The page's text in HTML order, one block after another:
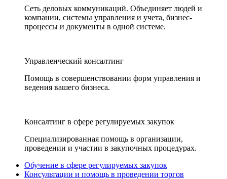
Сеть деловых коммуникаций. Объединяет людей и
компании, системы управления и учета, бизнес-
процессы и документы в одной системе.
Управленческий консалтинг
Помощь в совершенствовании форм управления и
ведения вашего бизнеса.
Консалтинг в сфере регулируемых закупок
Специализированная помощь в организации,
проведении и участии в закупочных процедурах.
Обучение в сфере регулируемых закупок
Консультации и помощь в проведении торгов